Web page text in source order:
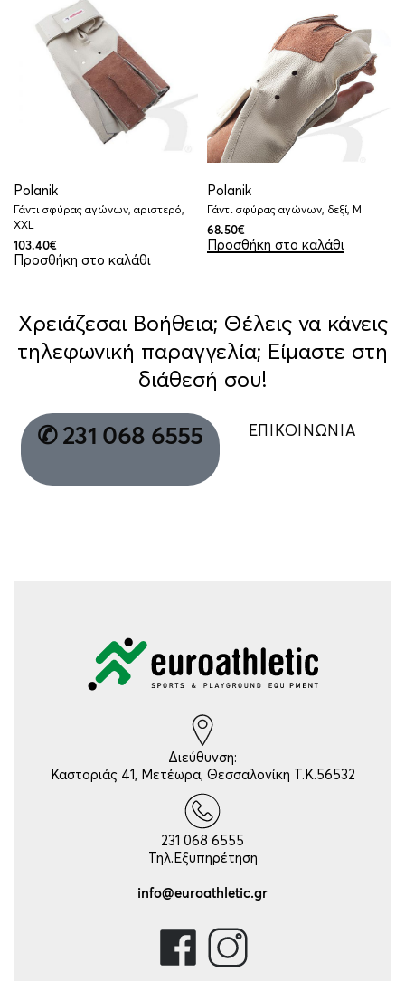
Polanik
Γάντι σφύρας αγώνων, αριστερό,
XXL
103.40€
Προσθήκη στο καλάθι
Polanik
Γάντι σφύρας αγώνων, δεξί, M
68.50€
Προσθήκη στο καλάθι
Χρειάζεσαι Βοήθεια; Θέλεις να κάνεις
τηλεφωνική παραγγελία; Είμαστε στη
διάθεσή σου!
✆ 231 068 6555 ΕΠΙΚΟΙΝΩΝΙΑ
Διεύθυνση:
Καστοριάς 41, Μετέωρα, Θεσσαλονίκη Τ.Κ.56532
231 068 6555
Τηλ.Εξυπηρέτηση
info@euroathletic.gr